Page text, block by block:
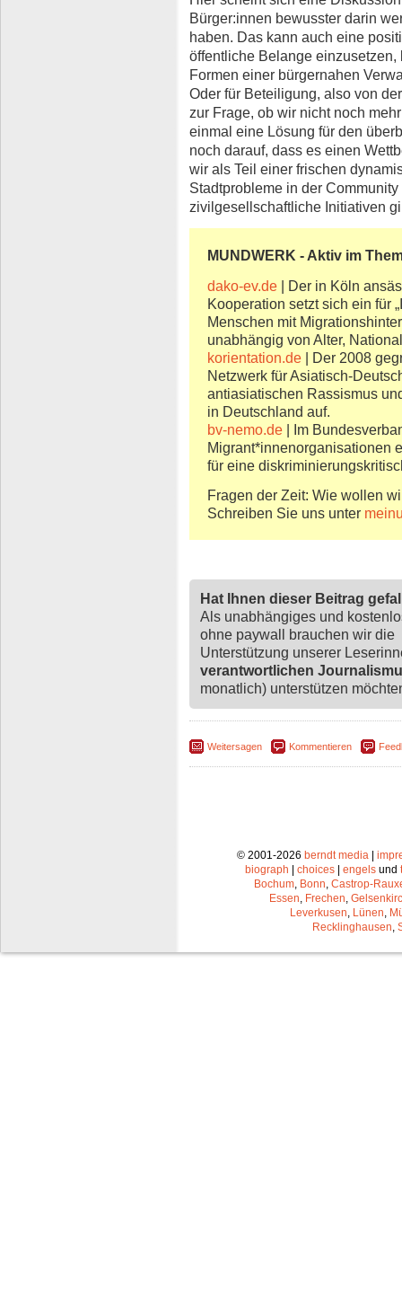
Bürger:innen bewusster darin
haben. Das kann auch eine
öffentliche Belange
Formen einer bürgernahen
Oder für Beteiligung, also von
zur Frage, ob wir nicht noch
einmal eine Lösung für den
noch darauf, dass es einen
wir als Teil einer frischen
Stadtprobleme in der
zivilgesellschaftliche Initiativen
MUNDWERK - Aktiv im
dako-ev.de | Der in Köln
Kooperation setzt sich ein für
Menschen mit
unabhängig von Alter,
korientation.de | Der 2008
Netzwerk für Asiatisch-
antiasiatischen Rassismus
in Deutschland auf.
bv-nemo.de | Im
Migrant*innenorganisationen
für eine
Fragen der Zeit: Wie wollen
Schreiben Sie uns unter
Hat Ihnen dieser Beitrag
Als unabhängiges und
ohne paywall brauchen wir die
Unterstützung unserer
verantwortlichen
monatlich) unterstützen
Weitersagen Kommentieren
© 2001-2026 berndt media|
biograph
choices engels und
Bochum, Bonn, Castrop-
Essen, Frechen,
Leverkusen, Lünen,
Recklinghausen,